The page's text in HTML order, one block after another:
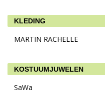
KLEDING
MARTIN RACHELLE
KOSTUUMJUWELEN
SaWa